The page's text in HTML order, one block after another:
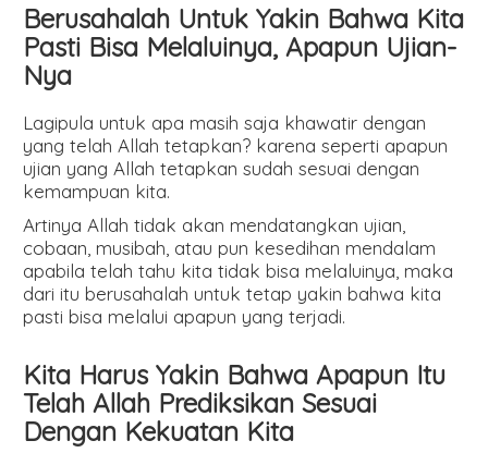
Berusahalah Untuk Yakin Bahwa Kita
Pasti Bisa Melaluinya, Apapun Ujian-
Nya
Lagipula untuk apa masih saja khawatir dengan
yang telah Allah tetapkan? karena seperti apapun
ujian yang Allah tetapkan sudah sesuai dengan
kemampuan kita.
Artinya Allah tidak akan mendatangkan ujian,
cobaan, musibah, atau pun kesedihan mendalam
apabila telah tahu kita tidak bisa melaluinya, maka
dari itu berusahalah untuk tetap yakin bahwa kita
pasti bisa melalui apapun yang terjadi.
Kita Harus Yakin Bahwa Apapun Itu
Telah Allah Prediksikan Sesuai
Dengan Kekuatan Kita